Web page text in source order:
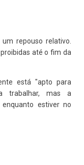
repouso relativo.
até o fim da
está "apto para
trabalhar, mas a
estiver no